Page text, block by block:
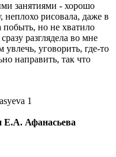
занятиями - хорошо
неплохо рисовала, даже в
побыть, но не хватило
разглядела во мне
уговорить, где-то
направить, так что
Е.А. Афанасьева